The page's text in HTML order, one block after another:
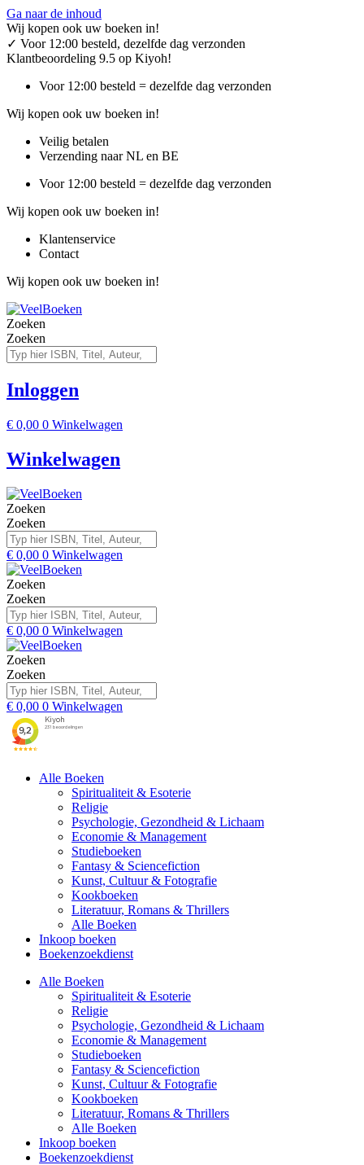
Ga naar de inhoud
Wij kopen ook uw boeken in!
✓ Voor 12:00 besteld, dezelfde dag verzonden
Klantbeoordeling 9.5 op Kiyoh!
Voor 12:00 besteld = dezelfde dag verzonden
Wij kopen ook uw boeken in!
Veilig betalen
Verzending naar NL en BE
Voor 12:00 besteld = dezelfde dag verzonden
Wij kopen ook uw boeken in!
Klantenservice
Contact
Wij kopen ook uw boeken in!
Zoeken
Zoeken
Inloggen
€ 0,00 0 Winkelwagen
Winkelwagen
Zoeken
Zoeken
€ 0,00 0 Winkelwagen
Zoeken
Zoeken
€ 0,00 0 Winkelwagen
Zoeken
Zoeken
€ 0,00 0 Winkelwagen
Alle Boeken
Spiritualiteit & Esoterie
Religie
Psychologie, Gezondheid & Lichaam
Economie & Management
Studieboeken
Fantasy & Sciencefiction
Kunst, Cultuur & Fotografie
Kookboeken
Literatuur, Romans & Thrillers
Alle Boeken
Inkoop boeken
Boekenzoekdienst
Alle Boeken
Spiritualiteit & Esoterie
Religie
Psychologie, Gezondheid & Lichaam
Economie & Management
Studieboeken
Fantasy & Sciencefiction
Kunst, Cultuur & Fotografie
Kookboeken
Literatuur, Romans & Thrillers
Alle Boeken
Inkoop boeken
Boekenzoekdienst